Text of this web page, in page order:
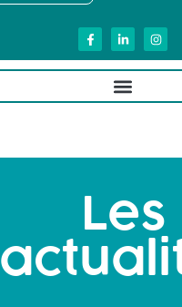
Les